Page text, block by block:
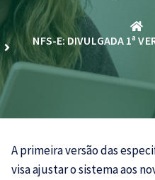
NFS-E: DIVULGADA 1ª
A primeira versão das
visa ajustar o sistema aos